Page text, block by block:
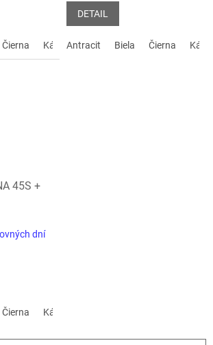
Čierna Kávová biela soft sivá vulkán
DETAIL
Antracit Biela Čierna
45S +
dní
Čierna Kávová